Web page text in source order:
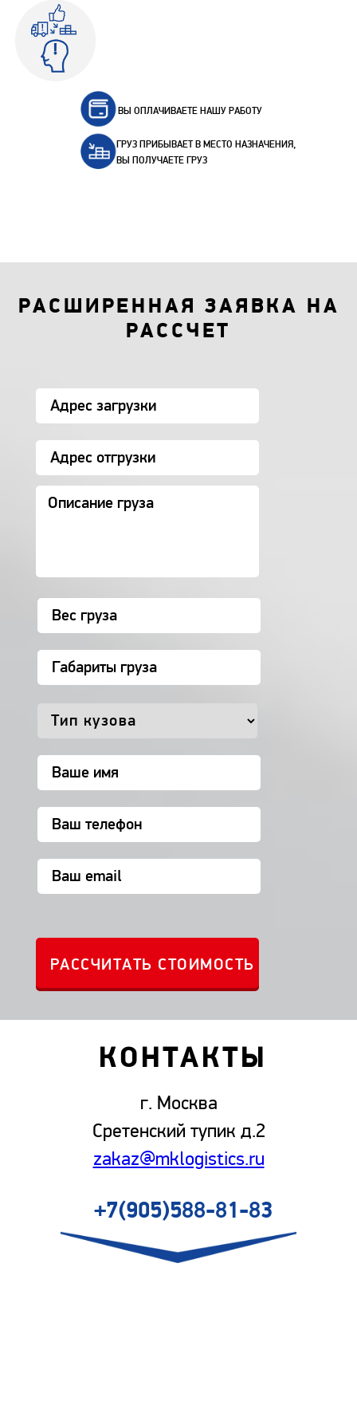
ВЫ ОПЛАЧИВАЕТЕ НАШУ РАБОТУ
ГРУЗ ПРИБЫВАЕТ В МЕСТО НАЗНАЧЕНИЯ,
ВЫ ПОЛУЧАЕТЕ ГРУЗ
РАСШИРЕННАЯ ЗАЯВКА НА
РАССЧЕТ
КОНТАКТЫ
г. Москва
Сретенский тупик д.2
zakaz@mklogistics.ru
+7(905)588-81-83